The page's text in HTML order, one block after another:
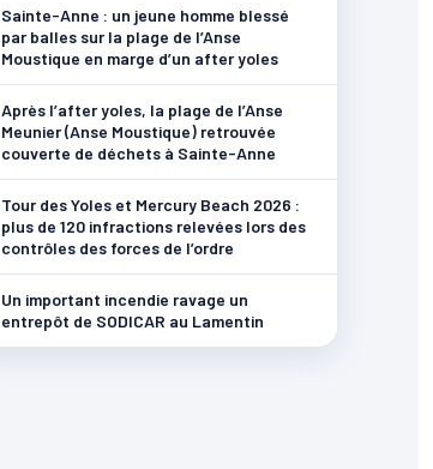
Sainte-Anne : un jeune homme blessé
par balles sur la plage de l’Anse
Moustique en marge d’un after yoles
Après l’after yoles, la plage de l’Anse
Meunier (Anse Moustique) retrouvée
couverte de déchets à Sainte-Anne
Tour des Yoles et Mercury Beach 2026 :
plus de 120 infractions relevées lors des
contrôles des forces de l’ordre
Un important incendie ravage un
entrepôt de SODICAR au Lamentin